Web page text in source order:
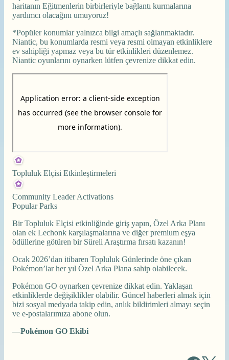
haritanın Eğitmenlerin birbirleriyle bağlantı kurmalarına
yardımcı olacağını umuyoruz!
*Popüler konumlar yalnızca bilgi amaçlı sağlanmaktadır.
Niantic, bu konumlarda resmi veya resmi olmayan etkinliklere
ev sahipliği yapmaz veya bu tür etkinlikleri düzenlemez.
Niantic oyunlarını oynarken lütfen çevrenize dikkat edin.
Topluluk Elçisi Etkinleştirmeleri
Community Leader Activations
Popular Parks
Bir Topluluk Elçisi etkinliğinde giriş yapın, Özel Arka Planı
olan ek Lechonk karşılaşmalarına ve diğer premium eşya
ödüllerine götüren bir Süreli Araştırma fırsatı kazanın!
Ocak 2026’dan itibaren Topluluk Günlerinde öne çıkan
Pokémon’lar her yıl Özel Arka Plana sahip olabilecek.
Pokémon GO oynarken çevrenize dikkat edin. Yaklaşan
etkinliklerde değişiklikler olabilir. Güncel haberleri almak için
bizi sosyal medyada takip edin, anlık bildirimleri almayı seçin
ve e-postalarımıza abone olun.
—Pokémon GO Ekibi